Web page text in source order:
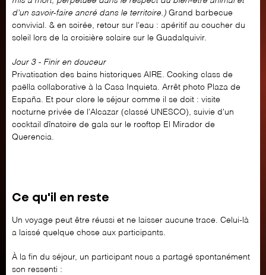
d'un savoir-faire ancré dans le territoire.) Grand barbecue
convivial. & en soirée, retour sur l'eau : apéritif au coucher du
soleil lors de la croisière solaire sur le Guadalquivir.
Jour 3 - Finir en douceur
Privatisation des bains historiques AIRE. Cooking class de
paëlla collaborative à la Casa Inquieta. Arrêt photo Plaza de
España. Et pour clore le séjour comme il se doit : visite
nocturne privée de l'Alcazar (classé UNESCO), suivie d'un
cocktail dînatoire de gala sur le rooftop El Mirador de
Querencia.
Ce qu'il en reste
Un voyage peut être réussi et ne laisser aucune trace. Celui-là
a laissé quelque chose aux participants.
À la fin du séjour, un participant nous a partagé spontanément
son ressenti :